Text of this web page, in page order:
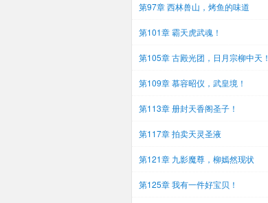
第97章 西林兽山，烤鱼的味道
第101章 霸天虎武魂！
第105章 古殿光团，日月宗柳中天！
第109章 慕容昭仪，武皇境！
第113章 册封天香阁圣子！
第117章 拍卖天灵圣液
第121章 九影魔尊，柳嫣然现状
第125章 我有一件好宝贝！